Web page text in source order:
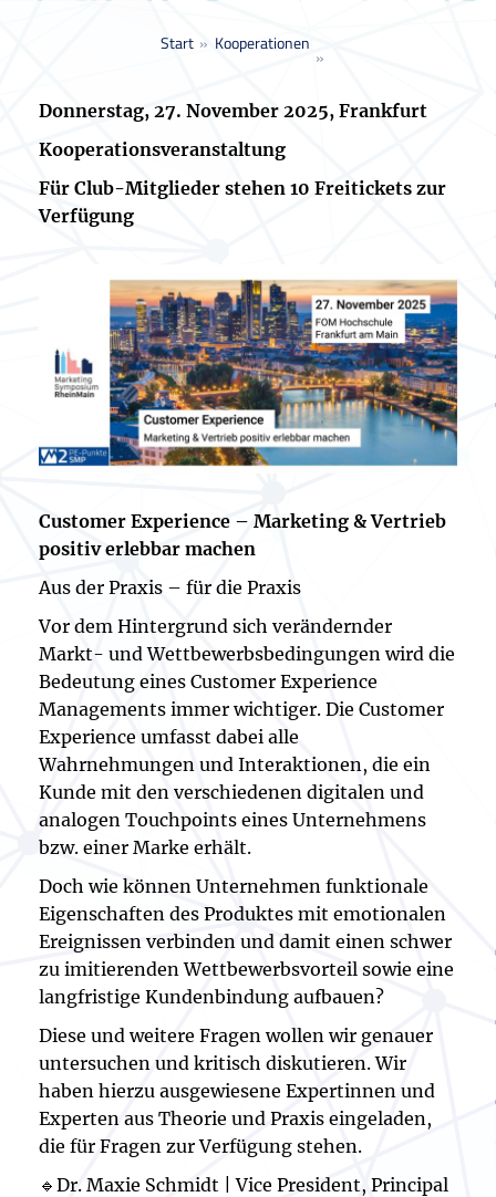
Sie befinden sich hier:
Start Kooperationen
Donnerstag, 27. November 2025, Frankfurt
Kooperationsveranstaltung
Für Club-Mitglieder stehen 10 Freitickets zur
Verfügung
Customer Experience – Marketing & Vertrieb
positiv erlebbar machen
Aus der Praxis – für die Praxis
Vor dem Hintergrund sich verändernder
Markt- und Wettbewerbsbedingungen wird die
Bedeutung eines Customer Experience
Managements immer wichtiger. Die Customer
Experience umfasst dabei alle
Wahrnehmungen und Interaktionen, die ein
Kunde mit den verschiedenen digitalen und
analogen Touchpoints eines Unternehmens
bzw. einer Marke erhält.
Doch wie können Unternehmen funktionale
Eigenschaften des Produktes mit emotionalen
Ereignissen verbinden und damit einen schwer
zu imitierenden Wettbewerbsvorteil sowie eine
langfristige Kundenbindung aufbauen?
Diese und weitere Fragen wollen wir genauer
untersuchen und kritisch diskutieren. Wir
haben hierzu ausgewiesene Expertinnen und
Experten aus Theorie und Praxis eingeladen,
die für Fragen zur Verfügung stehen.
🔹Dr. Maxie Schmidt | Vice President, Principal